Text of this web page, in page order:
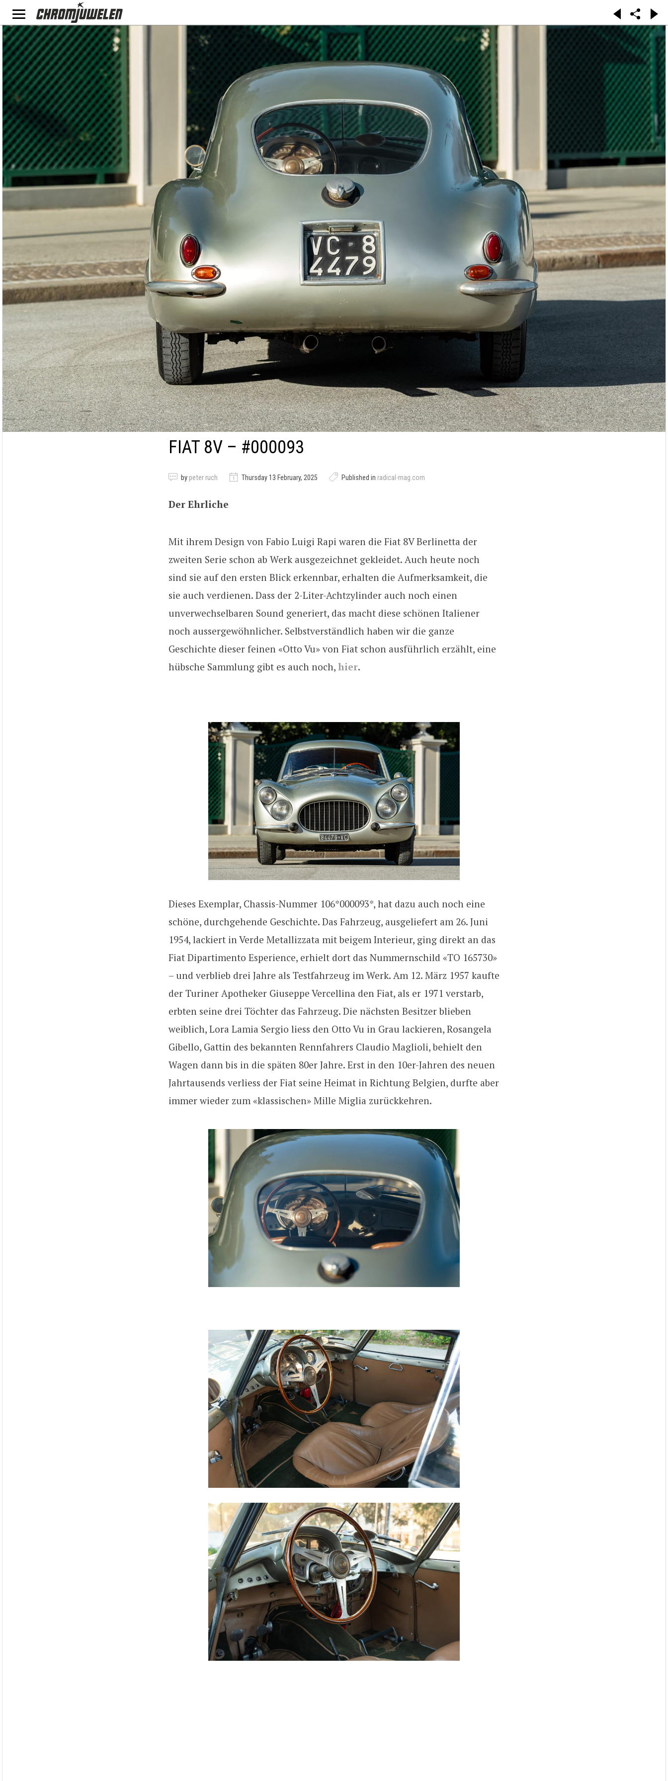
FIAT 8V – #000093
by peter ruch Thursday 13 February, 2025 Published in radical-mag.com
Der Ehrliche
Mit ihrem Design von Fabio Luigi Rapi waren die Fiat 8V Berlinetta der
zweiten Serie schon ab Werk ausgezeichnet gekleidet. Auch heute noch
sind sie auf den ersten Blick erkennbar, erhalten die Aufmerksamkeit, die
sie auch verdienen. Dass der 2-Liter-Achtzylinder auch noch einen
unverwechselbaren Sound generiert, das macht diese schönen Italiener
noch aussergewöhnlicher. Selbstverständlich haben wir die ganze
Geschichte dieser feinen «Otto Vu» von Fiat schon ausführlich erzählt, eine
hübsche Sammlung gibt es auch noch, hier.
Dieses Exemplar, Chassis-Nummer 106*000093*, hat dazu auch noch eine
schöne, durchgehende Geschichte. Das Fahrzeug, ausgeliefert am 26. Juni
1954, lackiert in Verde Metallizzata mit beigem Interieur, ging direkt an das
Fiat Dipartimento Esperience, erhielt dort das Nummernschild «TO 165730»
– und verblieb drei Jahre als Testfahrzeug im Werk. Am 12. März 1957 kaufte
der Turiner Apotheker Giuseppe Vercellina den Fiat, als er 1971 verstarb,
erbten seine drei Töchter das Fahrzeug. Die nächsten Besitzer blieben
weiblich, Lora Lamia Sergio liess den Otto Vu in Grau lackieren, Rosangela
Gibello, Gattin des bekannten Rennfahrers Claudio Maglioli, behielt den
Wagen dann bis in die späten 80er Jahre. Erst in den 10er-Jahren des neuen
Jahrtausends verliess der Fiat seine Heimat in Richtung Belgien, durfte aber
immer wieder zum «klassischen» Mille Miglia zurückkehren.